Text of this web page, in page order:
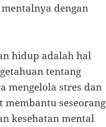
dengan
hidup adalah hal
tentang
mengelola stres dan
seseorang
kesehatan mental